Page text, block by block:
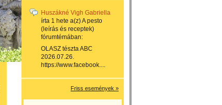
Huszákné Vigh Gabriella
írta 1 hete a(z)A pesto
(leírás és receptek)
fórumtémában:
OLASZ tészta ABC
2026.07.26.
https://www.facebook....
Friss események »